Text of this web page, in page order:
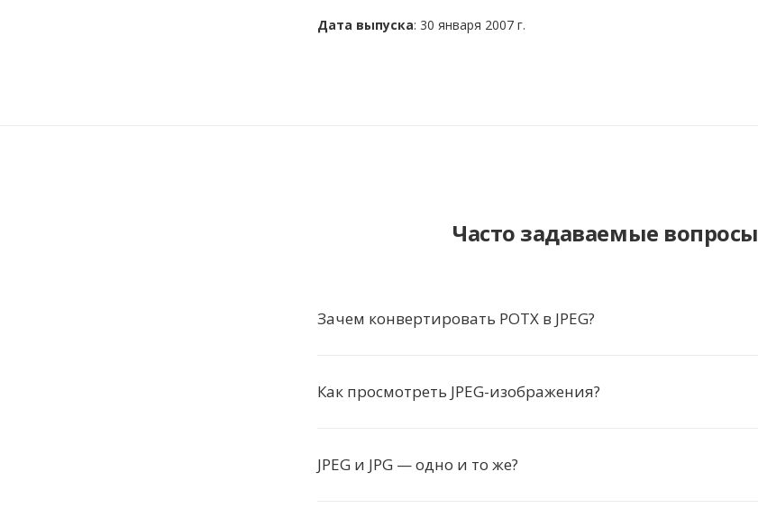
Дата выпуска: 30 января 2007 г.
Часто задаваемые вопросы
Зачем конвертировать POTX в JPEG?
Как просмотреть JPEG-изображения?
JPEG и JPG — одно и то же?